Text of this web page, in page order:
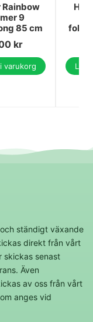
Rainbow
9
85 cm
kr
varukorg
ständigt växande
direkt från vårt
skickas senast
Även
av oss från vårt
anges vid